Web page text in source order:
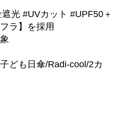
光 #UVカット #UPF50＋
ラ】を採用
ども日傘/Radi-cool/2カ